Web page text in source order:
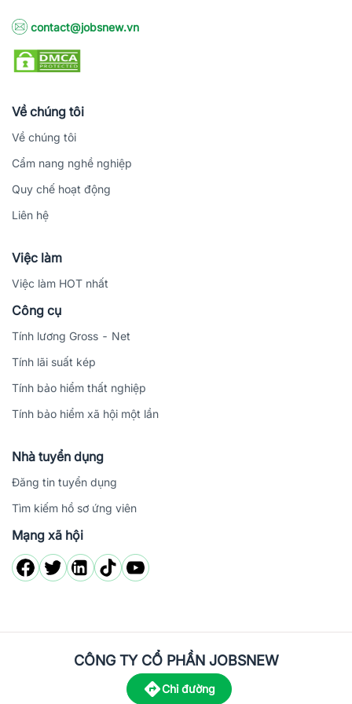
contact@jobsnew.vn
Về chúng tôi
Về chúng tôi
Cẩm nang nghề nghiệp
Quy chế hoạt động
Liên hệ
Việc làm
Việc làm HOT nhất
Công cụ
Tính lương Gross - Net
Tính lãi suất kép
Tính bảo hiểm thất nghiệp
Tính bảo hiểm xã hội một lần
Nhà tuyển dụng
Đăng tin tuyển dụng
Tìm kiếm hồ sơ ứng viên
Mạng xã hội
CÔNG TY CỔ PHẦN JOBSNEW
Chỉ đường